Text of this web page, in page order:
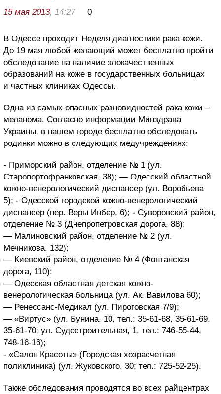
15 мая 2013, 14:27 0
В Одессе проходит Неделя диагностики рака кожи.
До 19 мая любой желающий может бесплатно пройти
обследование на наличие злокачественных
образований на коже в государственных больницах
и частных клиниках Одессы.
Одна из самых опасных разновидностей рака кожи –
меланома. Согласно информации Минздрава
Украины, в нашем городе бесплатно обследовать
родинки можно в следующих медучреждениях:
- Приморский район, отделение № 1 (ул.
Старопортофранковская, 38); — Одесский областной
кожно-венерологический диспансер (ул. Воробьева
5); - Одесской городской кожно-венерологический
диспансер (пер. Веры Инбер, 6); - Суворовский район,
отделение № 3 (Днепропетровская дорога, 88);
— Малиновский район, отделение № 2 (ул.
Мечникова, 132);
— Киевский район, отделение № 4 (Фонтанская
дорога, 110);
— Одесская областная детская кожно-
венерологическая больница (ул. Ак. Вавилова 60);
— Ренессанс-Медикал (ул. Пироговская 7/9);
— «Виртус» (ул. Бунина, 10, тел.: 35-61-68, 35-61-69,
35-61-70; ул. Судостроительная, 1, тел.: 746-55-44,
748-16-16);
- «Салон Красоты» (Городская хозрасчетная
поликлиника) (ул. Жуковского, 30; тел.: 725-52-25).
Также обследования проводятся во всех райцентрах